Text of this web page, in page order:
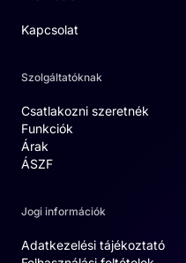
Kapcsolat
Szolgáltatóknak
Csatlakozni szeretnék
Funkciók
Árak
ÁSZF
Jogi információk
Adatkezelési tájékoztató